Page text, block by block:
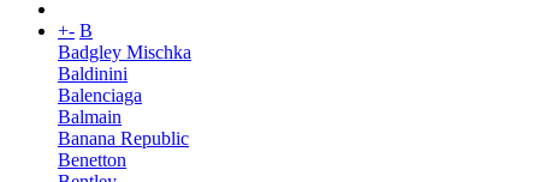
+- B
Badgley Mischka
Baldinini
Balenciaga
Balmain
Banana Republic
Benetton